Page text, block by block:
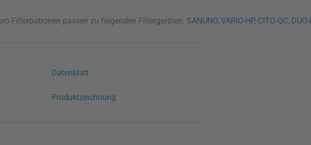
Filterpatronen passen zu folgenden Filtergeräten: SANUNO, VARIO-HP, CITO-QC,
Datenblatt
Produktzeichnung